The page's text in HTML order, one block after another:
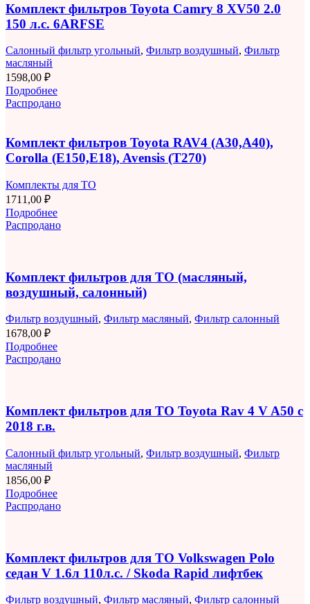
Комплект фильтров Toyota Camry 8 XV50 2.0
150 л.с. 6ARFSE
Салонный фильтр угольный, Фильтр воздушный, Фильтр
масляный
1598,00 ₽
Подробнее
Распродано
Комплект фильтров Toyota RAV4 (A30,A40),
Corolla (E150,E18), Avensis (T270)
Комплекты для ТО
1711,00 ₽
Подробнее
Распродано
Комплект фильтров для ТО (масляный,
воздушный, салонный)
Фильтр воздушный, Фильтр масляный, Фильтр салонный
1678,00 ₽
Подробнее
Распродано
Комплект фильтров для ТО Toyota Rav 4 V A50 с
2018 г.в.
Салонный фильтр угольный, Фильтр воздушный, Фильтр
масляный
1856,00 ₽
Подробнее
Распродано
Комплект фильтров для ТО Volkswagen Polo
седан V 1.6л 110л.с. / Skoda Rapid лифтбек
Фильтр воздушный, Фильтр масляный, Фильтр салонный